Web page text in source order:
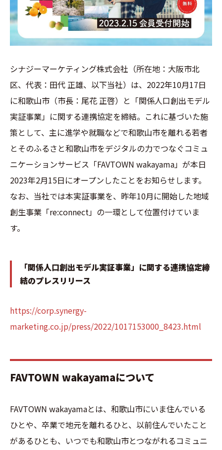
シナジーマーケティング株式会社（所在地：大阪市北
区、代表：田代 正雄、以下当社）は、2022年10月17日
に和歌山市（市長：尾花 正啓）と「関係人口創出モデル
実証事業」に関する連携協定を締結。これに基づいた施
策として、主に進学や就職などで和歌山市を離れる若者
とそのふるさと和歌山市をデジタルの力でつなぐコミュ
ニケーションサービス「FAVTOWN wakayama」が本日
2023年2月15日にオープンしたことをお知らせします。
なお、当社では本実証事業を、昨年10月に開始した地域
創生事業「re:connect」の一環として位置付けていま
す。
「関係人口創出モデル実証事業」に関する連携協定締
結のプレスリリース
https://corp.synergy-
marketing.co.jp/press/2022/1017153000_8423.html
FAVTOWN wakayamaについて
FAVTOWN wakayamaとは、和歌山市にいま住んでいる
ひとや、卒業で地元を離れるひと、以前住んでいたこと
があるひとも、いつでも和歌山市とつながれるコミュニ